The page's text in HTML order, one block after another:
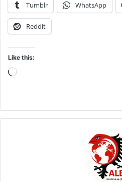
Tumblr WhatsApp
Reddit
Like this:
Loading…